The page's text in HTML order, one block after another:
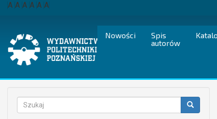
Przejdź
A A A A A A
Nowości
Spis
autorów
Formularz
wyszukiwania